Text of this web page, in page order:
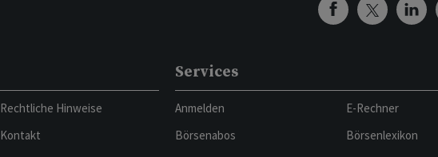
Rechtliche Hinweise
Kontakt
Services
Anmelden
Börsenabos
E-Rechner
Börsenlexikon